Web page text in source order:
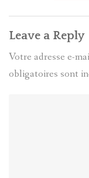
Leave a Reply
Votre adresse e-
obligatoires sont